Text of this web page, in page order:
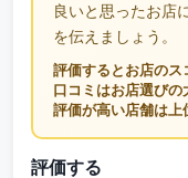
良いと思ったお店
を伝えましょう。
評価するとお店のス
口コミはお店選び
評価が高い店舗は上
評価する